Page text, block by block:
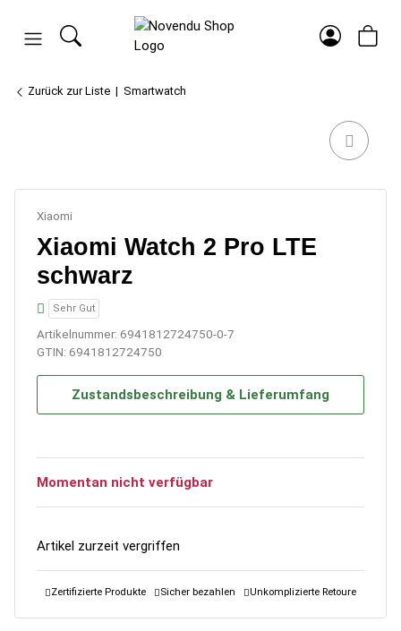
Zurück zur Liste Smartwatch
Xiaomi
Xiaomi Watch 2 Pro LTE
schwarz
Sehr Gut
Artikelnummer: 6941812724750-0-7
GTIN: 6941812724750
Zustandsbeschreibung & Lieferumfang
Momentan nicht verfügbar
Artikel zurzeit vergriffen
Zertifizierte Produkte Sicher bezahlen Unkomplizierte Retoure